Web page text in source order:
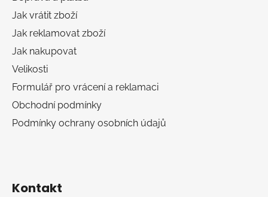
Jak vrátit zboží
Jak reklamovat zboží
Jak nakupovat
Velikosti
Formulář pro vrácení a reklamaci
Obchodní podmínky
Podmínky ochrany osobních údajů
Kontakt